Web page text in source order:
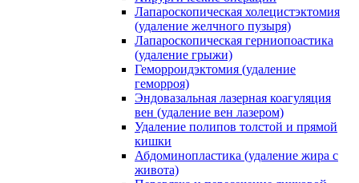
Лапароскопическая холецистэктомия
(удаление желчного пузыря)
Лапароскопическая герниопоастика
(удаление грыжи)
Геморроидэктомия (удаление
геморроя)
Эндовазальная лазерная коагуляция
вен (удаление вен лазером)
Удаление полипов толстой и прямой
кишки
Абдоминопластика (удаление жира с
живота)